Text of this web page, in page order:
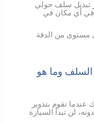
تبديل سلف حولي
أي مكان في
مستوى من الدقة
وما هو
تقوم بتدوير
لن تبدأ السيارة